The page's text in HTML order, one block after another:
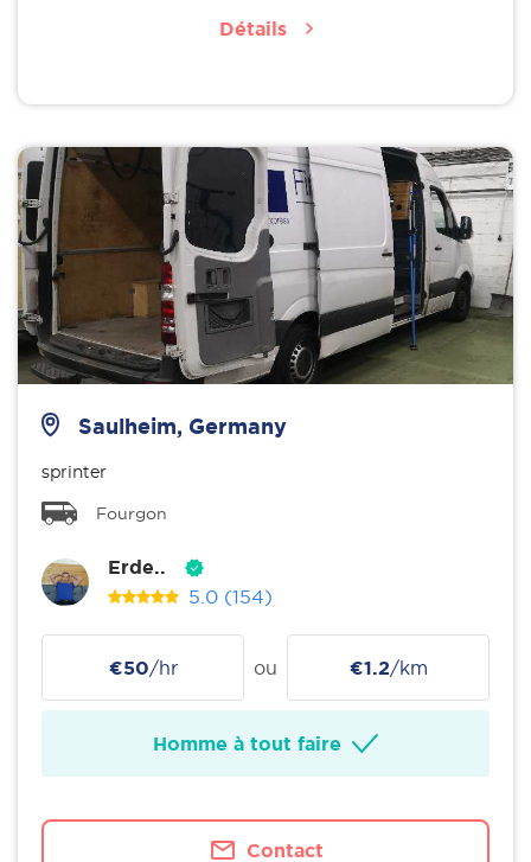
Détails
Saulheim, Germany
sprinter
Fourgon
Erde..
5.0 (154)
€50/hr ou €1.2/km
Homme à tout faire
Contact